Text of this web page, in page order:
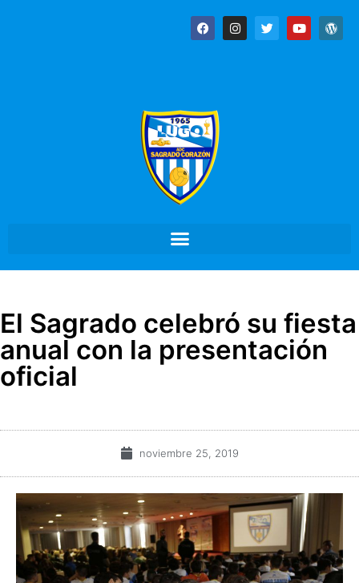
El Sagrado celebró su fiesta
anual con la presentación
oficial
noviembre 25, 2019